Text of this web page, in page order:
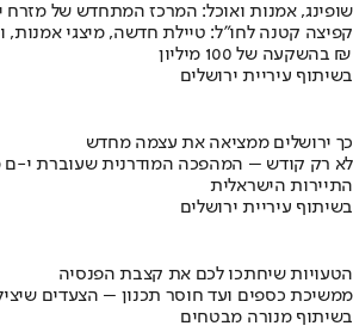
שופינג, אמנות ואוכל: המרכז המתחדש של מזרח
קפיצה קטנה לחו"ל: טיילת חדשה, מיצגי אמנות,
בהשקעה של 100 מיליון ₪
בשיתוף עיריית ירושלים
כך ירושלים ממציאה את עצמה מחדש
לא רק קודש – המהפכה המודרנית שעוברת י-ם
התיירות הישראלית
בשיתוף עיריית ירושלים
הטעויות שיחתכו לכם את קצבת הפנסיה
ממשיכת כספים ועד חוסר תכנון – הצעדים
בשיתוף מנורה מבטחים